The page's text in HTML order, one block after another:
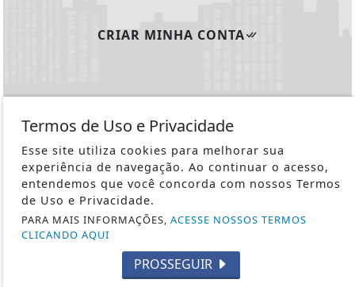
CRIAR MINHA CONTA
Siga-nos nas redes sociais
INFORMAÇÕES ÚTEIS
REVÓLVER
1ª GUERRA MUNDIAL
METRALHADORAS
Termos de Uso e Privacidade
Esse site utiliza cookies para melhorar sua
experiência de navegação. Ao continuar o acesso,
entendemos que você concorda com nossos Termos
de Uso e Privacidade.
PARA MAIS INFORMAÇÕES, ACESSE NOSSOS TERMOS
CLICANDO AQUI
PROSSEGUIR